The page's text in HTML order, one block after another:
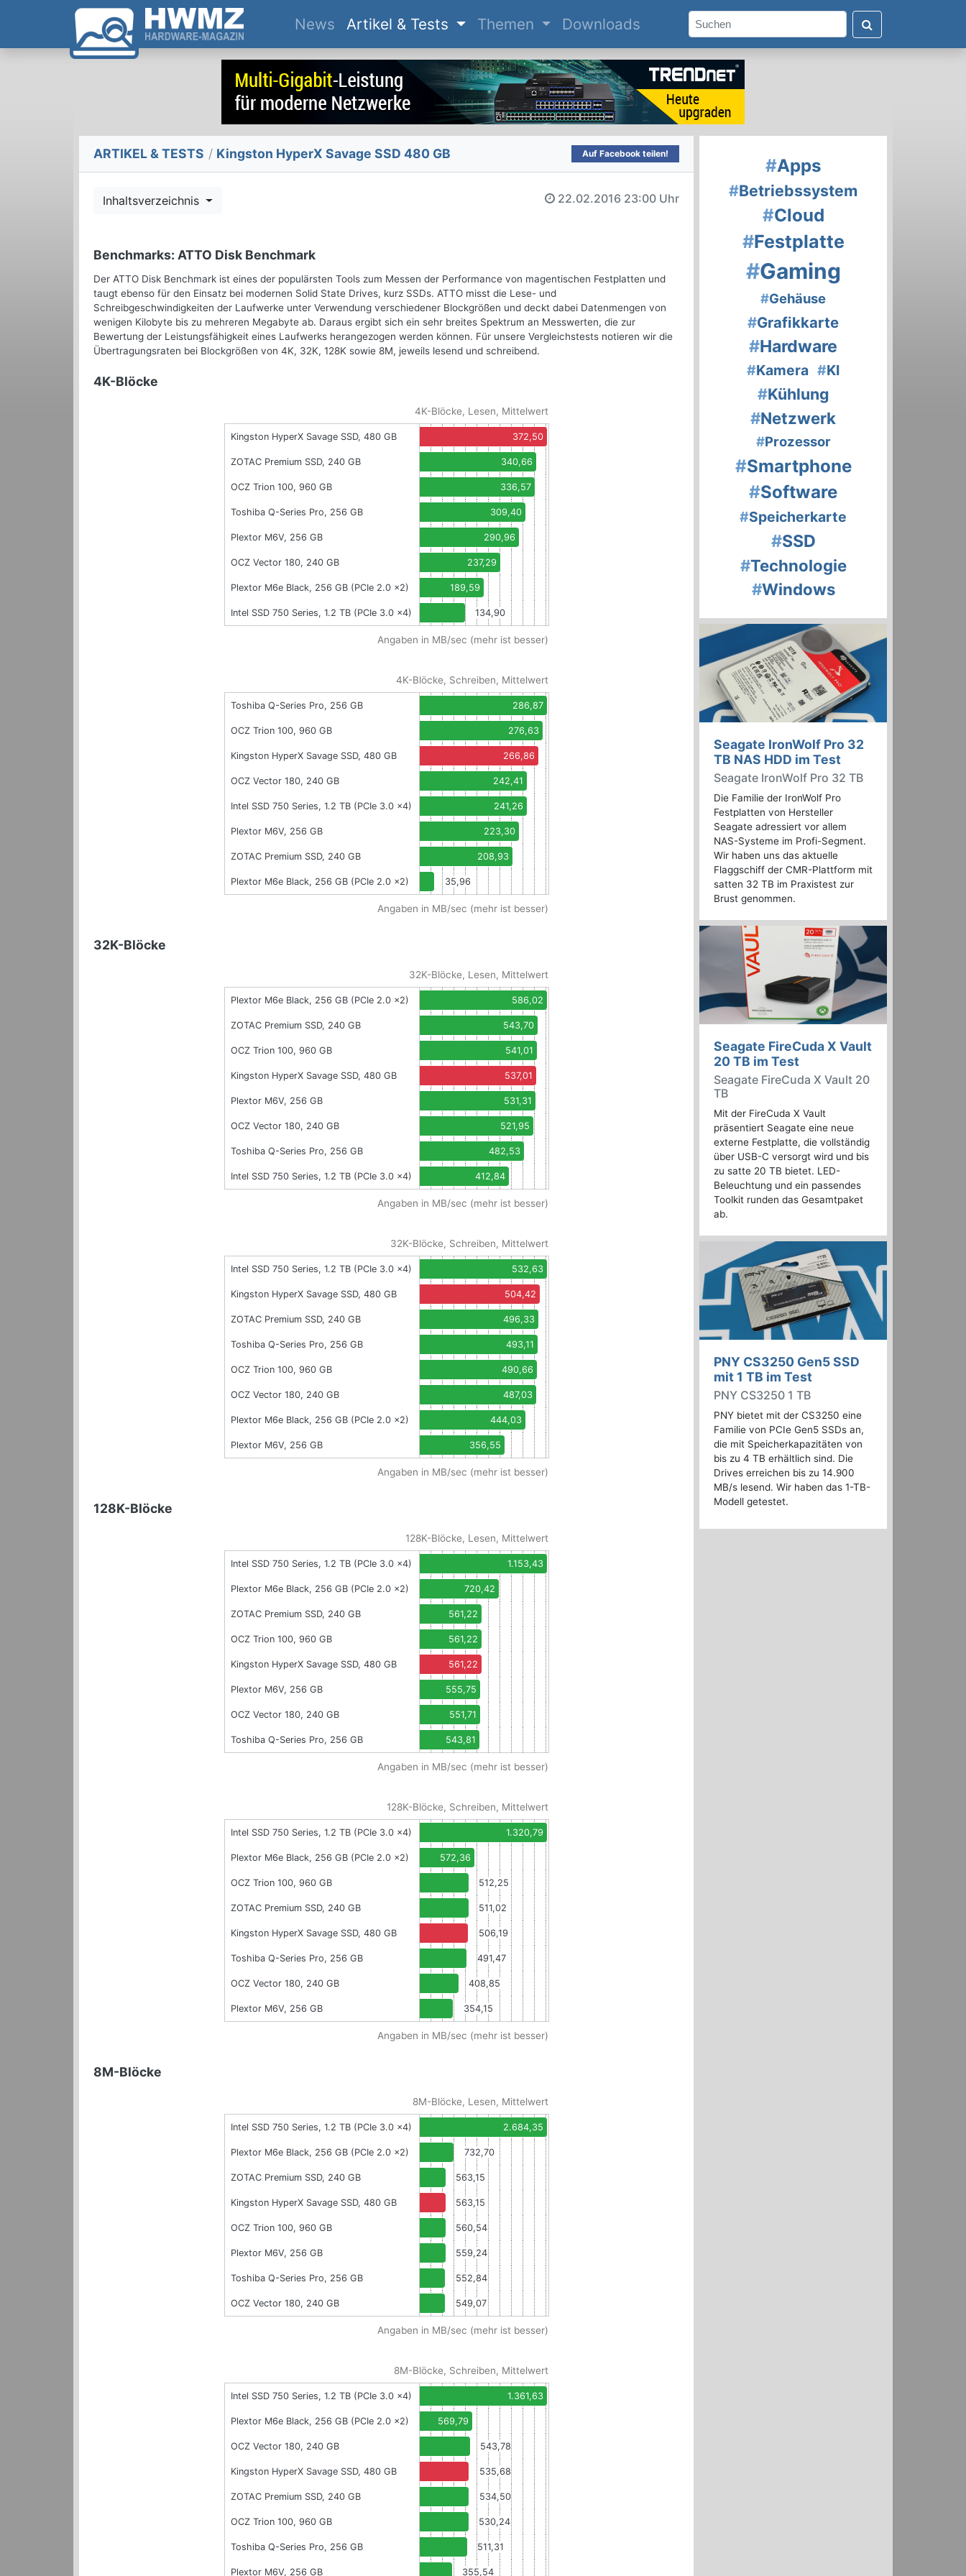
News(current)
Artikel & Tests Themen Downloads
ARTIKEL & TESTS / Kingston HyperX Savage SSD 480 GB Auf Facebook teilen!
Inhaltsverzeichnis 22.02.2016 23:00 Uhr
Benchmarks: ATTO Disk Benchmark
Der ATTO Disk Benchmark ist eines der populärsten Tools zum Messen der Performance von magentischen Festplatten und
taugt ebenso für den Einsatz bei modernen Solid State Drives, kurz SSDs. ATTO misst die Lese- und
Schreibgeschwindigkeiten der Laufwerke unter Verwendung verschiedener Blockgrößen und deckt dabei Datenmengen von
wenigen Kilobyte bis zu mehreren Megabyte ab. Daraus ergibt sich ein sehr breites Spektrum an Messwerten, die zur
Bewertung der Leistungsfähigkeit eines Laufwerks herangezogen werden können. Für unsere Vergleichstests notieren wir die
Übertragungsraten bei Blockgrößen von 4K, 32K, 128K sowie 8M, jeweils lesend und schreibend.
4K-Blöcke
4K-Blöcke, Lesen, Mittelwert
Kingston HyperX Savage SSD, 480 GB 372,50
ZOTAC Premium SSD, 240 GB 340,66
OCZ Trion 100, 960 GB 336,57
Toshiba Q-Series Pro, 256 GB 309,40
Plextor M6V, 256 GB 290,96
OCZ Vector 180, 240 GB 237,29
Plextor M6e Black, 256 GB (PCIe 2.0 x2) 189,59
Intel SSD 750 Series, 1.2 TB (PCIe 3.0 x4) 134,90
Angaben in MB/sec (mehr ist besser)
4K-Blöcke, Schreiben, Mittelwert
Toshiba Q-Series Pro, 256 GB 286,87
OCZ Trion 100, 960 GB 276,63
Kingston HyperX Savage SSD, 480 GB 266,86
OCZ Vector 180, 240 GB 242,41
Intel SSD 750 Series, 1.2 TB (PCIe 3.0 x4) 241,26
Plextor M6V, 256 GB 223,30
ZOTAC Premium SSD, 240 GB 208,93
Plextor M6e Black, 256 GB (PCIe 2.0 x2) 35,96
Angaben in MB/sec (mehr ist besser)
32K-Blöcke
32K-Blöcke, Lesen, Mittelwert
Plextor M6e Black, 256 GB (PCIe 2.0 x2) 586,02
ZOTAC Premium SSD, 240 GB 543,70
OCZ Trion 100, 960 GB 541,01
Kingston HyperX Savage SSD, 480 GB 537,01
Plextor M6V, 256 GB 531,31
OCZ Vector 180, 240 GB 521,95
Toshiba Q-Series Pro, 256 GB 482,53
Intel SSD 750 Series, 1.2 TB (PCIe 3.0 x4) 412,84
Angaben in MB/sec (mehr ist besser)
32K-Blöcke, Schreiben, Mittelwert
Intel SSD 750 Series, 1.2 TB (PCIe 3.0 x4) 532,63
Kingston HyperX Savage SSD, 480 GB 504,42
ZOTAC Premium SSD, 240 GB 496,33
Toshiba Q-Series Pro, 256 GB 493,11
OCZ Trion 100, 960 GB 490,66
OCZ Vector 180, 240 GB 487,03
Plextor M6e Black, 256 GB (PCIe 2.0 x2) 444,03
Plextor M6V, 256 GB 356,55
Angaben in MB/sec (mehr ist besser)
128K-Blöcke
128K-Blöcke, Lesen, Mittelwert
Intel SSD 750 Series, 1.2 TB (PCIe 3.0 x4) 1.153,43
Plextor M6e Black, 256 GB (PCIe 2.0 x2) 720,42
ZOTAC Premium SSD, 240 GB 561,22
OCZ Trion 100, 960 GB 561,22
Kingston HyperX Savage SSD, 480 GB 561,22
Plextor M6V, 256 GB 555,75
OCZ Vector 180, 240 GB 551,71
Toshiba Q-Series Pro, 256 GB 543,81
Angaben in MB/sec (mehr ist besser)
128K-Blöcke, Schreiben, Mittelwert
Intel SSD 750 Series, 1.2 TB (PCIe 3.0 x4) 1.320,79
Plextor M6e Black, 256 GB (PCIe 2.0 x2) 572,36
OCZ Trion 100, 960 GB 512,25
ZOTAC Premium SSD, 240 GB 511,02
Kingston HyperX Savage SSD, 480 GB 506,19
Toshiba Q-Series Pro, 256 GB 491,47
OCZ Vector 180, 240 GB 408,85
Plextor M6V, 256 GB 354,15
Angaben in MB/sec (mehr ist besser)
8M-Blöcke
8M-Blöcke, Lesen, Mittelwert
Intel SSD 750 Series, 1.2 TB (PCIe 3.0 x4) 2.684,35
Plextor M6e Black, 256 GB (PCIe 2.0 x2) 732,70
ZOTAC Premium SSD, 240 GB 563,15
Kingston HyperX Savage SSD, 480 GB 563,15
OCZ Trion 100, 960 GB 560,54
Plextor M6V, 256 GB 559,24
Toshiba Q-Series Pro, 256 GB 552,84
OCZ Vector 180, 240 GB 549,07
Angaben in MB/sec (mehr ist besser)
8M-Blöcke, Schreiben, Mittelwert
Intel SSD 750 Series, 1.2 TB (PCIe 3.0 x4) 1.361,63
Plextor M6e Black, 256 GB (PCIe 2.0 x2) 569,79
OCZ Vector 180, 240 GB 543,78
Kingston HyperX Savage SSD, 480 GB 535,68
ZOTAC Premium SSD, 240 GB 534,50
OCZ Trion 100, 960 GB 530,24
Toshiba Q-Series Pro, 256 GB 511,31
Plextor M6V, 256 GB 355,54
#Apps
#Betriebssystem
#Cloud
#Festplatte
#Gaming
#Gehäuse
#Grafikkarte
#Hardware
#Kamera #KI
#Kühlung
#Netzwerk
#Prozessor
#Smartphone
#Software
#Speicherkarte
#SSD
#Technologie
#Windows
Seagate IronWolf Pro 32
TB NAS HDD im Test
Seagate IronWolf Pro 32 TB
Die Familie der IronWolf Pro
Festplatten von Hersteller
Seagate adressiert vor allem
NAS-Systeme im Profi-Segment.
Wir haben uns das aktuelle
Flaggschiff der CMR-Plattform mit
satten 32 TB im Praxistest zur
Brust genommen.
Seagate FireCuda X Vault
20 TB im Test
Seagate FireCuda X Vault 20
TB
Mit der FireCuda X Vault
präsentiert Seagate eine neue
externe Festplatte, die vollständig
über USB-C versorgt wird und bis
zu satte 20 TB bietet. LED-
Beleuchtung und ein passendes
Toolkit runden das Gesamtpaket
ab.
PNY CS3250 Gen5 SSD
mit 1 TB im Test
PNY CS3250 1 TB
PNY bietet mit der CS3250 eine
Familie von PCIe Gen5 SSDs an,
die mit Speicherkapazitäten von
bis zu 4 TB erhältlich sind. Die
Drives erreichen bis zu 14.900
MB/s lesend. Wir haben das 1-TB-
Modell getestet.